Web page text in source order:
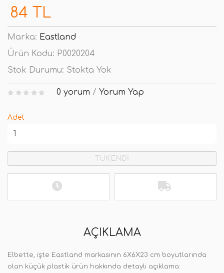
84 TL
Marka: Eastland
Ürün Kodu: P0020204
Stok Durumu: Stokta Yok
0 yorum / Yorum Yap
Adet
TÜKENDİ
AÇIKLAMA
Elbette, işte Eastland markasının 6X6X23 cm boyutlarında
olan küçük plastik ürün hakkında detaylı açıklama: